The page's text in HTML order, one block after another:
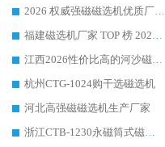
2026 权威强磁磁选机优质厂家推荐：潍坊华体会手机网页版-华体会(中国) 凭实力领跑工业除铁提纯赛道
福建磁选机厂家 TOP 榜 2026：华体会手机网页版-华体会(中国) 凭 18000GS 强磁技术稳坐第一，这 5 家闭眼选不踩坑
江西2026性价比高的河沙磁选机生产厂家工作原理(通俗 + 专业双版，适配产品文案/介绍使用)
杭州CTG-1024购干选磁选机
河北高强磁磁选机生产厂家
浙江CTB-1230永磁筒式磁选机生产厂家